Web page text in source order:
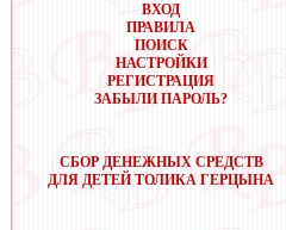
ВХОД
ПРАВИЛА
ПОИСК
НАСТРОЙКИ
РЕГИСТРАЦИЯ
ЗАБЫЛИ ПАРОЛЬ?
СБОР ДЕНЕЖНЫХ СРЕДСТВ
ДЛЯ ДЕТЕЙ ТОЛИКА ГЕРЦЫНА